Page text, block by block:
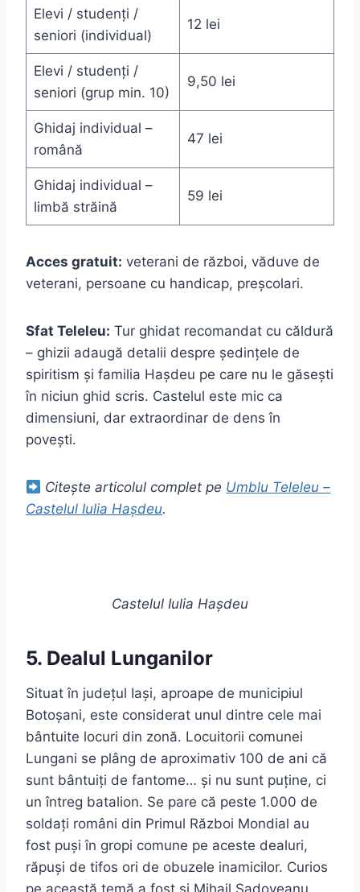
Elevi / studenți /
seniori (individual)
12 lei
Elevi / studenți /
seniori (grup min. 10)
9,50 lei
Ghidaj individual –
română
47 lei
Ghidaj individual –
limbă străină
59 lei
Acces gratuit: veterani de război, văduve de
veterani, persoane cu handicap, preșcolari.
Sfat Teleleu: Tur ghidat recomandat cu căldură
– ghizii adaugă detalii despre ședințele de
spiritism și familia Hașdeu pe care nu le găsești
în niciun ghid scris. Castelul este mic ca
dimensiuni, dar extraordinar de dens în
povești.
Citește articolul complet pe Umblu Teleleu –
Castelul Iulia Hașdeu.
Castelul Iulia Hașdeu
5. Dealul Lunganilor
Situat în județul Iași, aproape de municipiul
Botoșani, este considerat unul dintre cele mai
bântuite locuri din zonă. Locuitorii comunei
Lungani se plâng de aproximativ 100 de ani că
sunt bântuiți de fantome… și nu sunt puține, ci
un întreg batalion. Se pare că peste 1.000 de
soldați români din Primul Război Mondial au
fost puși în gropi comune pe aceste dealuri,
răpuși de tifos ori de obuzele inamicilor. Curios